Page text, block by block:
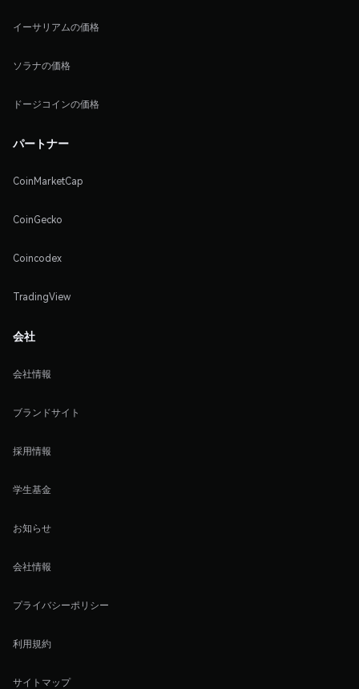
イーサリアムの価格
ソラナの価格
ドージコインの価格
パートナー
CoinMarketCap
CoinGecko
Coincodex
TradingView
会社
会社情報
ブランドサイト
採用情報
学生基金
お知らせ
会社情報
プライバシーポリシー
利用規約
サイトマップ